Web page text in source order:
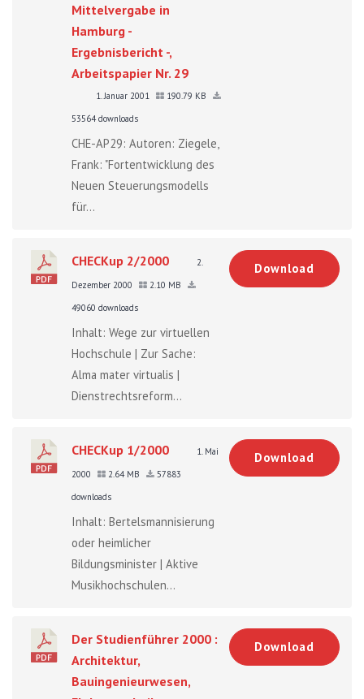
Mittelvergabe in
Hamburg -
Ergebnisbericht -,
Arbeitspapier Nr. 29
1. Januar 2001
190.79 KB
53564 downloads
CHE-AP29: Autoren: Ziegele,
Frank: "Fortentwicklung des
Neuen Steuerungsmodells
für...
CHECKup 2/2000
2.
Dezember 2000
2.10 MB
49060 downloads
Inhalt: Wege zur virtuellen
Hochschule | Zur Sache:
Alma mater virtualis |
Dienstrechtsreform...
Download
CHECKup 1/2000
1. Mai
2000
2.64 MB
57883
downloads
Inhalt: Bertelsmannisierung
oder heimlicher
Bildungsminister | Aktive
Musikhochschulen...
Download
Der Studienführer 2000 :
Architektur,
Bauingenieurwesen,
Download